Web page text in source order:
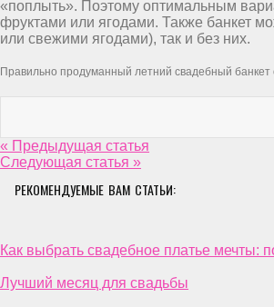
«поплыть». Поэтому оптимальным
фруктами или ягодами. Также банкет
или свежими ягодами), так и без них.
Правильно продуманный летний свадебный
« Предыдущая статья
Следующая статья »
РЕКОМЕНДУЕМЫЕ ВАМ СТАТЬИ:
Как выбрать свадебное платье мечты:
Лучший месяц для свадьбы